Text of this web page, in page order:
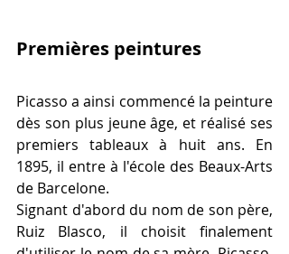
Premières peintures
Picasso a ainsi commencé la peinture
dès son plus jeune âge, et réalisé ses
premiers tableaux à huit ans. En
1895, il entre à l'école des Beaux-Arts
de Barcelone.
Signant d'abord du nom de son père,
Ruiz Blasco, il choisit finalement